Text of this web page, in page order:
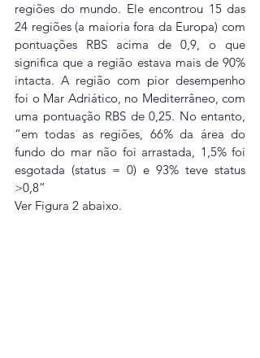
regiões do mundo. Ele encontrou 15 das
24 regiões (a maioria fora da Europa) com
pontuações RBS acima de 0,9, o que
significa que a região estava mais de 90%
intacta. A região com pior desempenho
foi o Mar Adriático, no Mediterrâneo, com
uma pontuação RBS de 0,25. No entanto,
“em todas as regiões, 66% da área do
fundo do mar não foi arrastada, 1,5% foi
esgotada (status = 0) e 93% teve status
>0,8”
Ver Figura 2 abaixo.